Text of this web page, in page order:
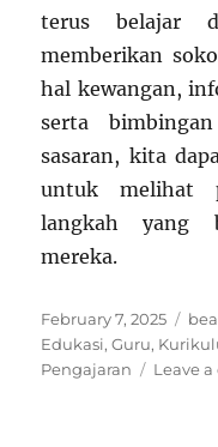
terus belajar
memberikan
hal kewangan,
serta
sasaran, kita
untuk melihat
langkah yang
mereka.
Posted
on
February 7, 2025
Edukasi,Guru,
Pengajaran
Leave